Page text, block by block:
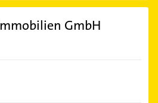
GmbH